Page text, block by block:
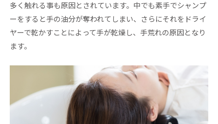
多く触れる事も原因とされています。中でも素手でシャンプ
ーをすると手の油分が奪われてしまい、さらにそれをドライ
ヤーで乾かすことによって手が乾燥し、手荒れの原因となり
ます。